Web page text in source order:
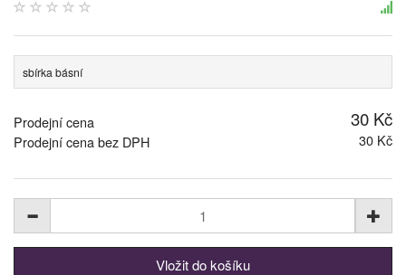
sbírka básní
Prodejní cena 30 Kč
Prodejní cena bez DPH 30 Kč